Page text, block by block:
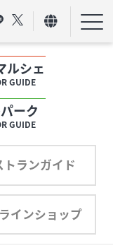
ルシェ
GUIDE
ーク
GUIDE
トランガイド
インショップ